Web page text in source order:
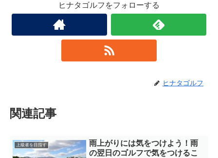
ヒナタゴルフをフォローする
ヒナタゴルフ
関連記事
上級者を目指す
雨上がりには気をつけよう！雨
の翌日のゴルフで気をつけるこ